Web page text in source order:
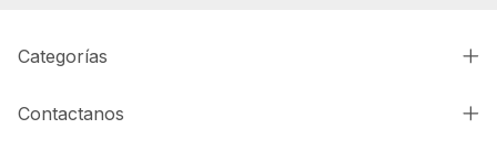
Categorías
Contactanos